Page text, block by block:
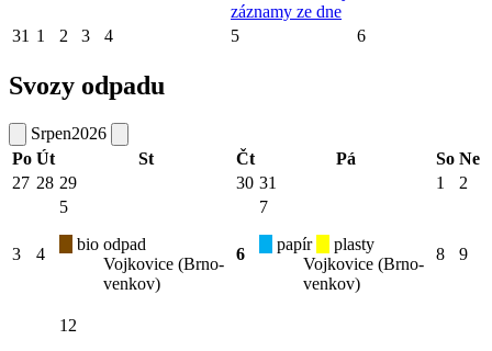
záznamy ze dne
31 1 2 3 4 5 6
Svozy odpadu
Srpen2026
Po Út St Čt Pá So Ne
27 28 29 30 31 1 2
3 4
5
bio odpad
Vojkovice (Brno-
venkov)
6
7
papír
plasty
Vojkovice (Brno-
venkov)
8 9
12